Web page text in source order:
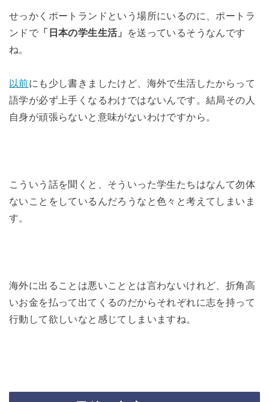
せっかくポートランドという場所にいるのに、ポートラ
ンドで 「日本の学生生活」 を送っているそうなんです
ね。
以前にも少し書きましたけど、海外で生活したからって
語学が必ず上手くなるわけではないんです。結局その人
自身が頑張らないと意味がないわけですから。
こういう話を聞くと、そういった学生たちはなんて勿体
ないことをしているんだろうなと色々と考えてしまいま
す。
海外に出ることは悪いこととは言わないけれど、折角高
いお金を払って出てくるのだからそれぞれに志を持って
行動して欲しいなと感じてしまいますね。